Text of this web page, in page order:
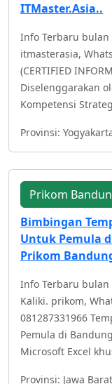
ITMaster.Asia..
Info Terbaru bulan
itmasterasia,
(CERTIFIED
Diselenggarakan
Kompetensi
Provinsi:
Prikom
Bimbingan
Untuk Pemula
Prikom
Info Terbaru bulan
Kaliki. prikom,
081287331966
Pemula di
Microsoft Excel
Provinsi: Jawa